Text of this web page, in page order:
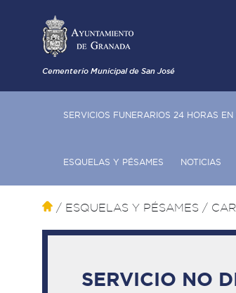
Cementerio Municipal de San José
SERVICIOS FUNERARIOS 24 HORAS EN
ESQUELAS Y PÉSAMES NOTICIAS
/ ESQUELAS Y PÉSAMES /
SERVICIO NO